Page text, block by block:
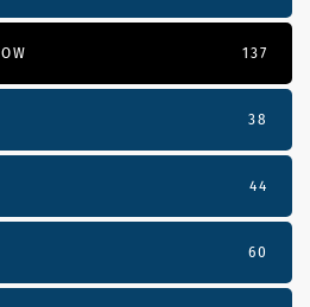
137
38
44
60